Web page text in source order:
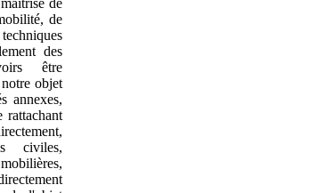
de
des
être
objet
annexes,
rattachant
civiles,